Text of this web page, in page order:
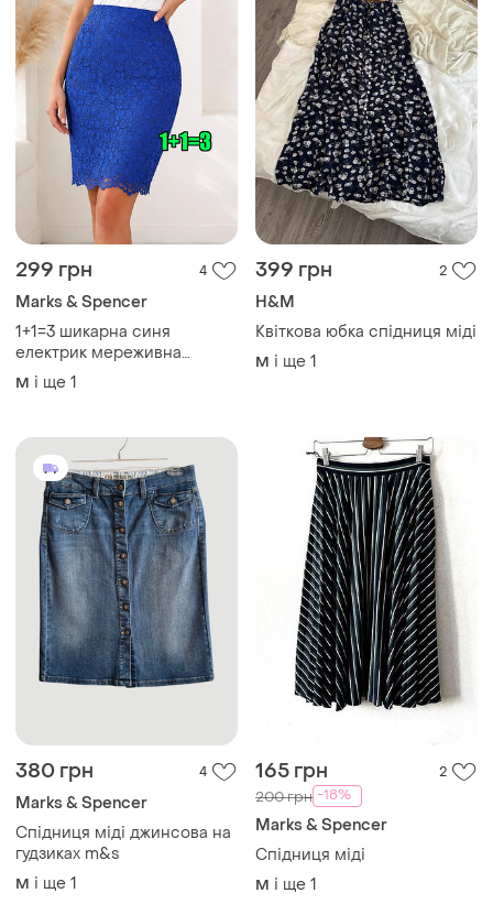
299 грн 4
Marks & Spencer
1+1=3 шикарна синя
електрик мереживна
спідниця міді
marks&spencer, розмір 46 -
M і ще 1
399 грн 2
H&M
Квіткова юбка спідниця міді
M і ще 1
380 грн 4
Marks & Spencer
Спідниця міді джинсова на
гудзиках m&s
M і ще 1
165 грн 2
200 грн -18%
Marks & Spencer
Спідниця міді
M і ще 1